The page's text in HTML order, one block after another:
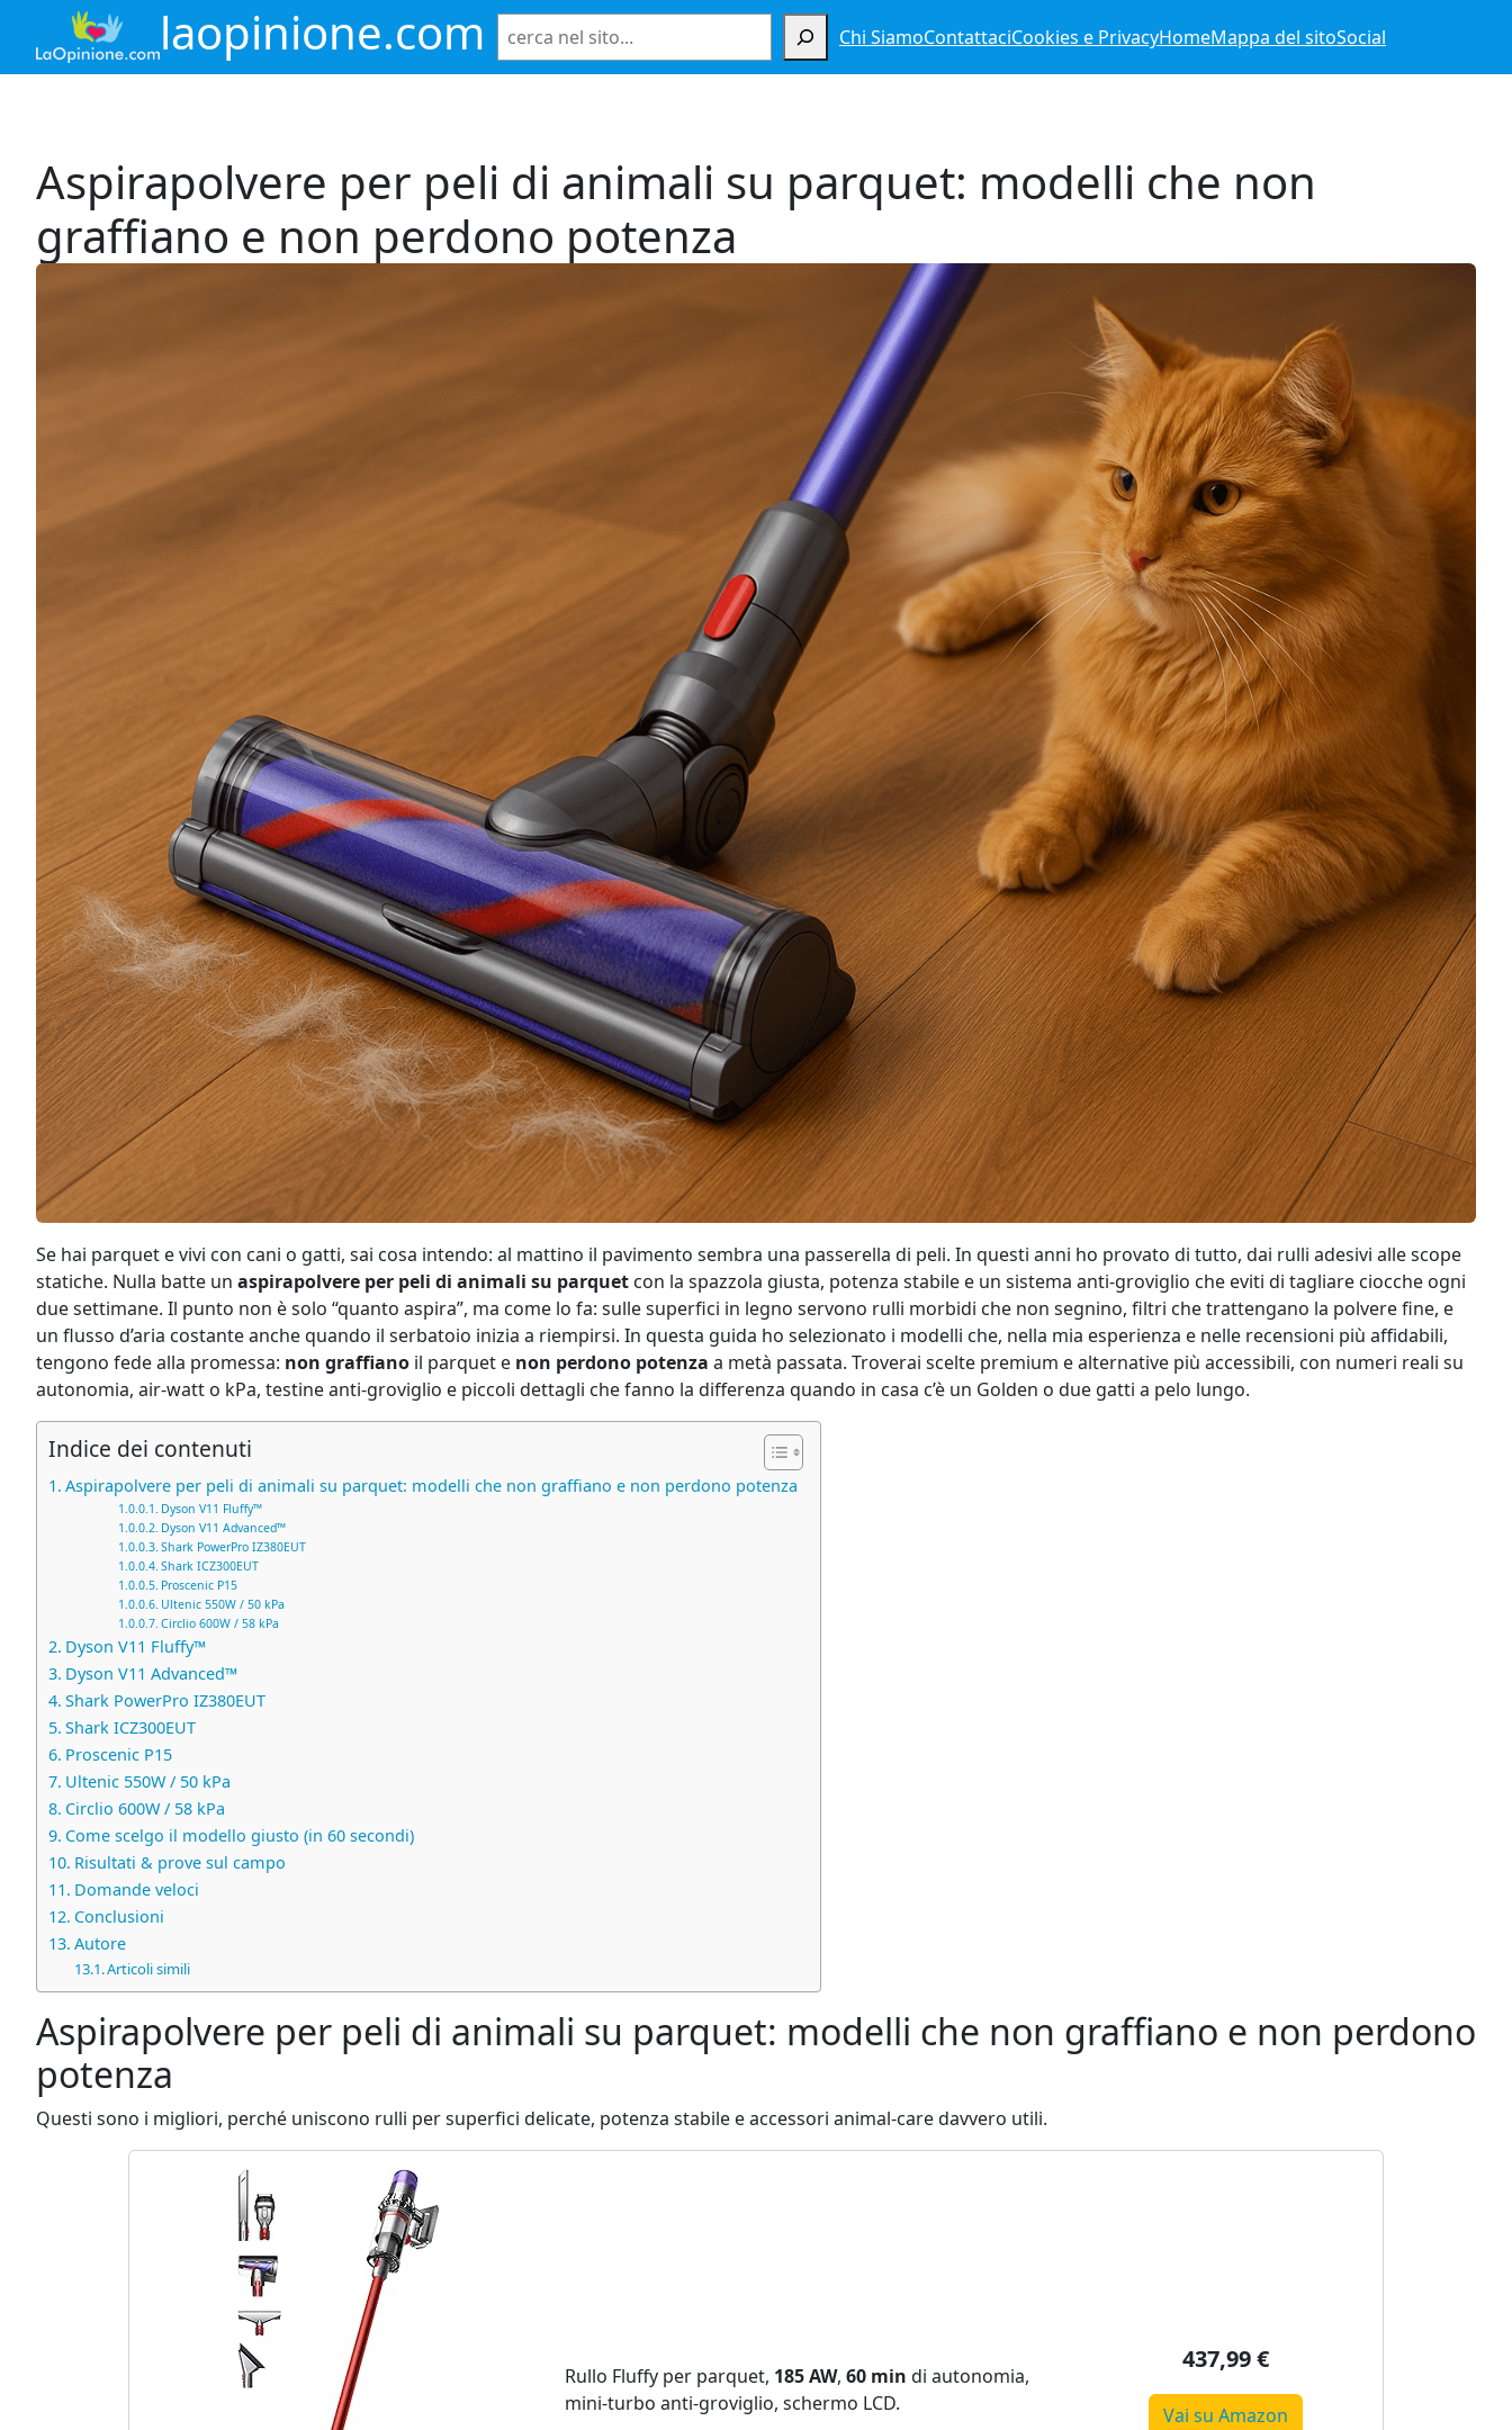
contenuto
laopinione.com Chi SiamoContattaciCookies e PrivacyHomeMappa del sitoSocial
Aspirapolvere per peli di animali su parquet: modelli che non
graffiano e non perdono potenza
Se hai parquet e vivi con cani o gatti, sai cosa intendo: al mattino il pavimento sembra una passerella di peli. In questi anni ho provato di tutto, dai rulli adesivi alle scope
statiche. Nulla batte un aspirapolvere per peli di animali su parquet con la spazzola giusta, potenza stabile e un sistema anti‑groviglio che eviti di tagliare ciocche ogni
due settimane. Il punto non è solo “quanto aspira”, ma come lo fa: sulle superfici in legno servono rulli morbidi che non segnino, filtri che trattengano la polvere fine, e
un flusso d’aria costante anche quando il serbatoio inizia a riempirsi. In questa guida ho selezionato i modelli che, nella mia esperienza e nelle recensioni più affidabili,
tengono fede alla promessa: non graffiano il parquet e non perdono potenza a metà passata. Troverai scelte premium e alternative più accessibili, con numeri reali su
autonomia, air‑watt o kPa, testine anti‑groviglio e piccoli dettagli che fanno la differenza quando in casa c’è un Golden o due gatti a pelo lungo.
Indice dei contenuti
Aspirapolvere per peli di animali su parquet: modelli che non graffiano e non perdono potenza
Dyson V11 Fluffy™
Dyson V11 Advanced™
Shark PowerPro IZ380EUT
Shark ICZ300EUT
Proscenic P15
Ultenic 550W / 50 kPa
Circlio 600W / 58 kPa
Dyson V11 Fluffy™
Dyson V11 Advanced™
Shark PowerPro IZ380EUT
Shark ICZ300EUT
Proscenic P15
Ultenic 550W / 50 kPa
Circlio 600W / 58 kPa
Come scelgo il modello giusto (in 60 secondi)
Risultati & prove sul campo
Domande veloci
Conclusioni
Autore
Articoli simili
Aspirapolvere per peli di animali su parquet: modelli che non graffiano e non perdono
potenza
Questi sono i migliori, perché uniscono rulli per superfici delicate, potenza stabile e accessori animal‑care davvero utili.
Rullo Fluffy per parquet, 185 AW,60 min di autonomia,
mini‑turbo anti‑groviglio, schermo LCD.
437,99 €
Vai su Amazon